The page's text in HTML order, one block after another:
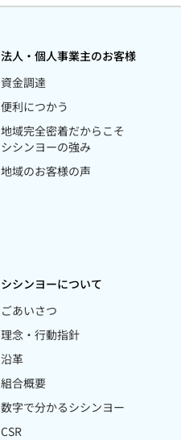
法人・個人事業主のお客様
資金調達
便利につかう
地域完全密着だからこそ
シシンヨーの強み
地域のお客様の声
シシンヨーについて
ごあいさつ
理念・行動指針
沿革
組合概要
数字で分かるシシンヨー
CSR